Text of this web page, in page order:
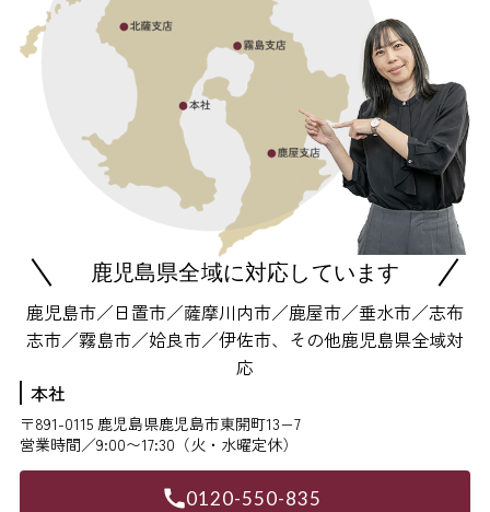
鹿児島県全域に対応しています
鹿児島市／日置市／薩摩川内市／鹿屋市／垂水市／志布
志市／霧島市／姶良市／伊佐市、その他鹿児島県全域対
応
本社
〒891-0115 鹿児島県鹿児島市東開町13−7
営業時間／9:00〜17:30（火・水曜定休）
0120-550-835